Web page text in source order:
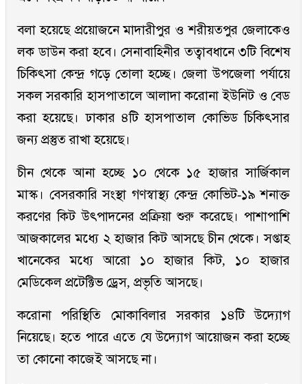
বলা হয়েছে প্রয়োজনে মাদারীপুর ও শরীয়তপুর জেলাকেও
লক ডাউন করা হবে। সেনাবাহিনীর তত্বাবধানে ৩টি বিশেষ
চিকিৎসা কেন্দ্র গড়ে তোলা হচ্ছে। জেলা উপজেলা পর্যায়ে
সকল সরকারি হাসপাতালে আলাদা করোনা ইউনিট ও বেড
করা হয়েছে। ঢাকার ৪টি হাসপাতাল কোভিড চিকিৎসার
জন্য প্রস্তুত রাখা হয়েছে।
চীন থেকে আনা হচ্ছে ১০ থেকে ১৫ হাজার সার্জিকাল
মাস্ক। বেসরকারি সংস্থা গণস্বাস্থ্য কেন্দ্র কোভিট-১৯ শনাক্ত
করণের কিট উৎপাদনের প্রক্রিয়া শুরু করেছে। পাশাপাশি
আজকালের মধ্যে ২ হাজার কিট আসছে চীন থেকে। সপ্তাহ
খানেকের মধ্যে আরো ১০ হাজার কিট, ১০ হাজার
মেডিকেল প্রটেক্টিভ ড্রেস, প্রভৃতি আসছে।
করোনা পরিস্থিতি মোকাবিলার সরকার ১৪টি উদ্যোগ
নিয়েছে। হতে পারে এতে যে উদ্যোগ আয়োজন করা হচ্ছে
তা কোনো কাজেই আসছে না।